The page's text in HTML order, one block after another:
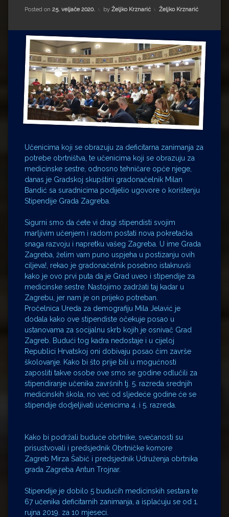
Matea Andrić
Ljiljana Lekanić-Kljaić
Željko Krznarić
Mario Lovreković
Miroslav Šantek
Posted on 25. veljače 2020. by Željko Krznarić Kategorije:
Željko Krznarić
Učenicima koji se obrazuju za deficitarna zanimanja za
potrebe obrtništva, te učenicima koji se obrazuju za
medicinske sestre, odnosno tehničare opće njege,
danas je Gradskoj skupštini gradonačelnik Milan
Bandić sa suradnicima podijelio ugovore o korištenju
Stipendije Grada Zagreba.
Sigurni smo da ćete vi dragi stipendisti svojim
marljivim učenjem i radom postati nova pokretačka
snaga razvoju i napretku vašeg Zagreba. U ime Grada
Zagreba, želim vam puno uspjeha u postizanju ovih
ciljeva!, rekao je gradonačelnik posebno istaknuvši
kako je ovo prvi puta da je Grad uveo i stipendije za
medicinske sestre. Nastojimo zadržati taj kadar u
Zagrebu, jer nam je on prijeko potreban.
Pročelnica Ureda za demografiju Mila Jelavić je
dodala kako ove stipendiste očekuje posao u
ustanovama za socijalnu skrb kojih je osnivač Grad
Zagreb. Budući tog kadra nedostaje i u cijeloj
Republici Hrvatskoj oni dobivaju posao čim završe
školovanje. Kako bi što prije bili u mogućnosti
zaposliti takve osobe ove smo se godine odlučili za
stipendiranje učenika završnih tj. 5. razreda srednjih
medicinskih škola, no već od sljedeće godine će se
stipendije dodjeljivati učenicima 4. i 5. razreda.
Kako bi podržali buduće obrtnike, svečanosti su
prisustvovali i predsjednik Obrtničke komore
Zagreb Mirza Šabić i predsjednik Udruženja obrtnika
grada Zagreba Antun Trojnar.
Stipendije je dobilo 5 budućih medicinskih sestara te
67 učenika deficitarnih zanimanja, a isplaćuju se od 1.
rujna 2019. za 10 mjeseci.